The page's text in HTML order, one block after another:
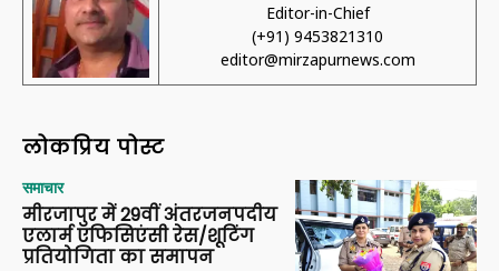
Editor-in-Chief
(+91) 9453821310
editor@mirzapurnews.com
लोकप्रिय पोस्ट
समाचार
मीरजापुर में 29वीं अंतरजनपदीय
एलार्म एफिसिएंसी रेस/शूटिंग
प्रतियोगिता का समापन